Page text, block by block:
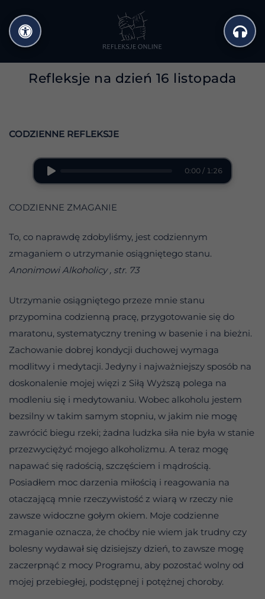
do
treści
Refleksje na dzień 16 listopada
CODZIENNE REFLEKSJE
0:00 / 1:26
CODZIENNE ZMAGANIE
To, co naprawdę zdobyliśmy, jest codziennym
zmaganiem o utrzymanie osiągniętego stanu.
Anonimowi Alkoholicy , str. 73
Utrzymanie osiągniętego przeze mnie stanu
przypomina codzienną pracę, przygotowanie się do
maratonu, systematyczny trening w basenie i na bieżni.
Zachowanie dobrej kondycji duchowej wymaga
modlitwy i medytacji. Jedyny i najważniejszy sposób na
doskonalenie mojej więzi z Siłą Wyższą polega na
modleniu się i medytowaniu. Wobec alkoholu jestem
bezsilny w takim samym stopniu, w jakim nie mogę
zawrócić biegu rzeki; żadna ludzka siła nie była w stanie
przezwyciężyć mojego alkoholizmu. A teraz mogę
napawać się radością, szczęściem i mądrością.
Posiadłem moc darzenia miłością i reagowania na
otaczającą mnie rzeczywistość z wiarą w rzeczy nie
zawsze widoczne gołym okiem. Moje codzienne
zmaganie oznacza, że choćby nie wiem jak trudny czy
bolesny wydawał się dzisiejszy dzień, to zawsze mogę
zaczerpnąć z mocy Programu, aby pozostać wolny od
mojej przebiegłej, podstępnej i potężnej choroby.